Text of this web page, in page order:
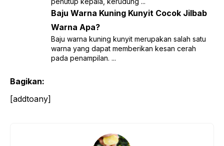
Baju Warna Kuning Kunyit Cocok Jilbab
Warna Apa?
Baju warna kuning kunyit merupakan salah satu
warna yang dapat memberikan kesan cerah
pada penampilan. ...
Bagikan:
[addtoany]